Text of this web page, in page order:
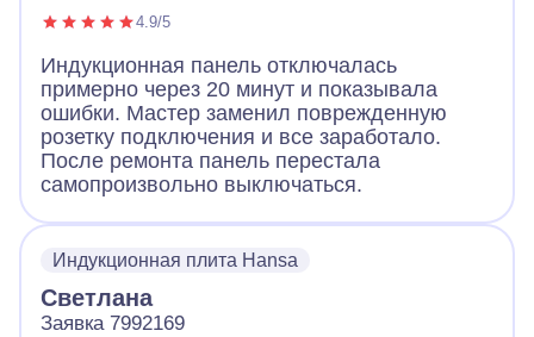
4.9/5
Индукционная панель отключалась
примерно через 20 минут и показывала
ошибки. Мастер заменил поврежденную
розетку подключения и все заработало.
После ремонта панель перестала
самопроизвольно выключаться.
Индукционная плита Hansa
Светлана
Заявка 7992169